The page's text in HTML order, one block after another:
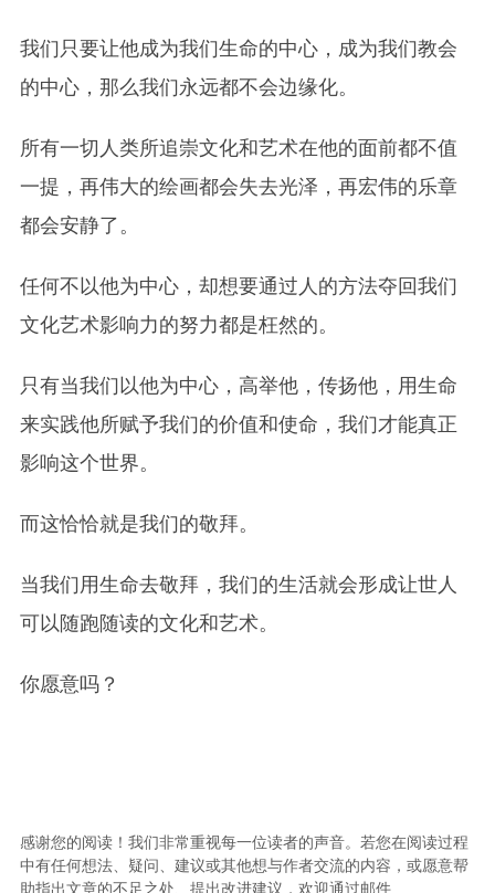
我们只要让他成为我们生命的中心，成为我们教会
的中心，那么我们永远都不会边缘化。
所有一切人类所追崇文化和艺术在他的面前都不值
一提，再伟大的绘画都会失去光泽，再宏伟的乐章
都会安静了。
任何不以他为中心，却想要通过人的方法夺回我们
文化艺术影响力的努力都是枉然的。
只有当我们以他为中心，高举他，传扬他，用生命
来实践他所赋予我们的价值和使命，我们才能真正
影响这个世界。
而这恰恰就是我们的敬拜。
当我们用生命去敬拜，我们的生活就会形成让世人
可以随跑随读的文化和艺术。
你愿意吗？
感谢您的阅读！我们非常重视每一位读者的声音。若您在阅读过程
中有任何想法、疑问、建议或其他想与作者交流的内容，或愿意帮
助指出文章的不足之处、提出改进建议，欢迎通过邮件